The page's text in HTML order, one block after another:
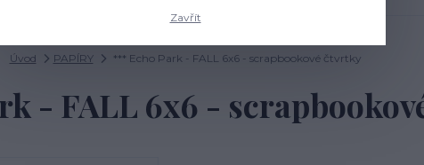
Úvod PAPÍRY *** Echo Park - FALL 6x6 - scrapbookové čtvrtky
- FALL 6x6 -
Zavřít